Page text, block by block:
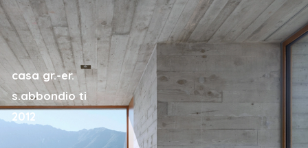
casa gr.-er.
s.abbondio ti
2012